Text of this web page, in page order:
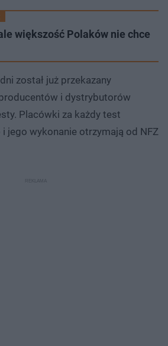
większość Polaków nie chce
został już przekazany
i dystrybutorów
Placówki za każdy test
jego wykonanie otrzymają od NFZ